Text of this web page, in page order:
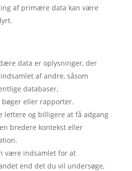
af primære data kan være
data er oplysninger, der
af andre, såsom
databaser,
eller rapporter.
lettere og billigere at få adgang
bredere kontekst eller
være indsamlet for at
end det du vil undersøge,